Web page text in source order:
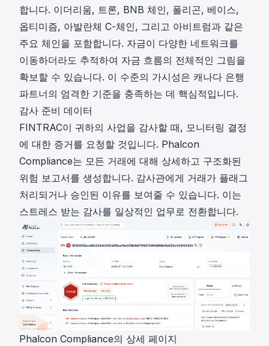
합니다. 이더리움, 트론, BNB 체인, 폴리곤, 베이스,
옵티미즘, 아발란체 C-체인, 그리고 아비트럼과 같은
주요 체인을 포함합니다. 자금이 다양한 네트워크를
이동하더라도 추적하여 자금 흐름의 전체적인 그림을
확보할 수 있습니다. 이 수준의 가시성은 캐나다 은행
파트너의 엄격한 기준을 충족하는 데 핵심적입니다.
감사 준비 데이터
FINTRAC이 귀하의 사업을 감사할 때, 모니터링 결정
에 대한 증거를 요청할 것입니다. Phalcon
Compliance는 모든 거래에 대해 상세하고 구조화된
위험 보고서를 생성합니다. 감사관에게 거래가 플래그
처리되거나 승인된 이유를 보여줄 수 있습니다. 이는
스트레스 받는 감사를 일상적인 업무로 전환합니다.
Phalcon Compliance의 상세 페이지